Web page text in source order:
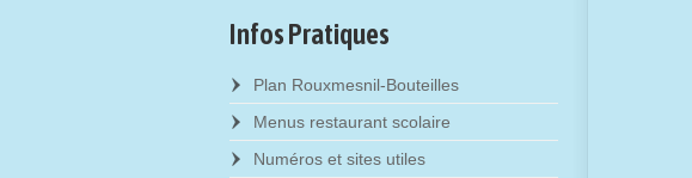
Infos Pratiques
Plan Rouxmesnil-Bouteilles
Menus restaurant scolaire
Numéros et sites utiles